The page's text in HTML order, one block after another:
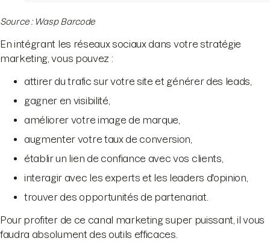
Source : Wasp Barcode
En intégrant les réseaux sociaux dans votre stratégie
marketing, vous pouvez :
attirer du trafic sur votre site et générer des leads,
gagner en visibilité,
améliorer votre image de marque,
augmenter votre taux de conversion,
établir un lien de confiance avec vos clients,
interagir avec les experts et les leaders d'opinion,
trouver des opportunités de partenariat.
Pour profiter de ce canal marketing super puissant, il vous
faudra absolument des outils efficaces.